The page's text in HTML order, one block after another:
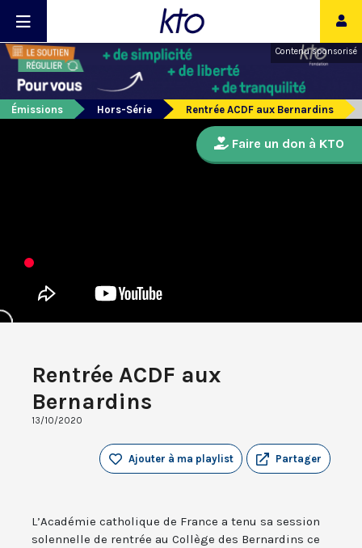
Contenu sponsorisé
Émissions Hors-Série Rentrée ACDF aux Bernardins
Rentrée ACDF aux
Bernardins
13/10/2020
Partager
Ajouter à ma playlist
L’Académie catholique de France a tenu sa session
solennelle de rentrée au Collège des Bernardins ce
Faire un don à KTO